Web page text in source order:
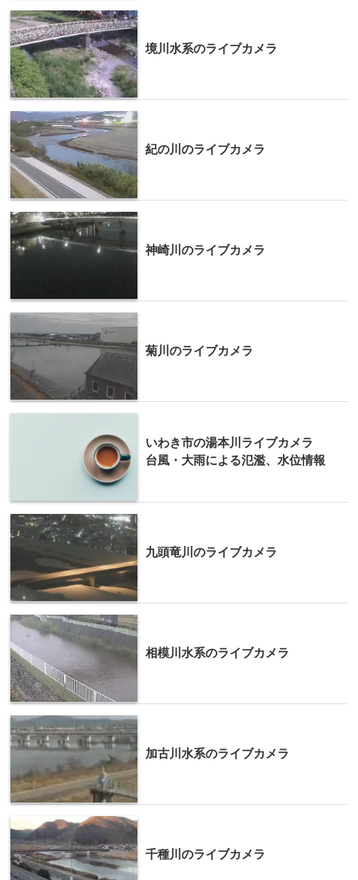
境川水系のライブカメラ
紀の川のライブカメラ
神崎川のライブカメラ
菊川のライブカメラ
いわき市の湯本川ライブカメラ
台風・大雨による氾濫、水位情報
九頭竜川のライブカメラ
相模川水系のライブカメラ
加古川水系のライブカメラ
千種川のライブカメラ